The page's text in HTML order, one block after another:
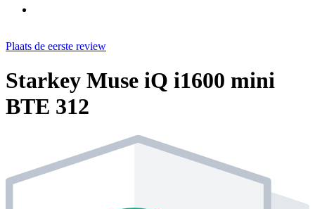
Plaats de eerste review
Starkey Muse iQ i1600 mini
BTE 312